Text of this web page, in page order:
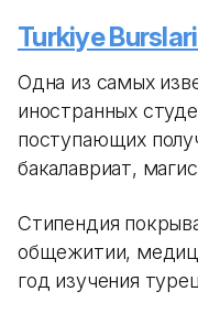
Turkiye Burslari
Одна из самых
иностранных
поступающих
бакалавриат,
Стипендия
общежитии,
год изучения